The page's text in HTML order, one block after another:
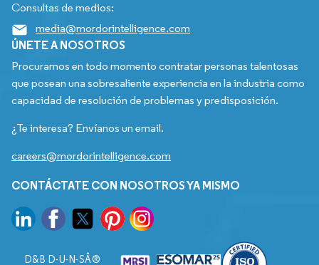
Consultas de medios:
media@mordorintelligence.com
ÚNETE A NOSOTROS
Procuramos en todo momento contratar personas talentosas
que posean una sobresaliente experiencia en la industria como
capacidad de resolución de problemas y predisposición.
¿Te interesa? Envíanos un email.
careers@mordorintelligence.com
CONTÁCTATE CON NOSOTROS YA MISMO
D&B D-U-N-SÂ®